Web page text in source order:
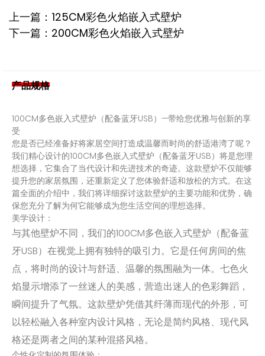
上一篇：125CM彩色火焰嵌入式壁炉
下一篇：200CM彩色火焰嵌入式壁炉
产品规格
100CM多色嵌入式壁炉（配备蓝牙USB）—带给您优雅与创新的享
受
您是否已经准备好将家居空间打造成温馨而时尚的舒适港湾了呢？
我们精心设计的100CM多色嵌入式壁炉（配备蓝牙USB）将是您理
想选择，它集合了当代设计和先进技术的奇迹。这款壁炉不仅能够
提升您的家居氛围，还重新定义了您体验舒适和放松的方式。在这
篇全面的介绍中，我们将详细探讨这款壁炉的主要功能和优势，确
保您充分了解为何它能够成为您生活空间的理想选择。
美学设计：
与其他壁炉不同，我们的100CM多色嵌入式壁炉（配备蓝
牙USB）在视觉上拥有独特的吸引力。它是任何房间的焦
点，将时尚的设计与舒适、温馨的氛围融为一体。七色火
焰显示增添了一丝迷人的美感，营造出迷人的色彩舞蹈，
瞬间提升了气氛。这款壁炉凭借其纤薄而现代的外形，可
以轻松融入各种室内设计风格，无论是简约风格、现代风
格还是两者之间的某种混搭风格。